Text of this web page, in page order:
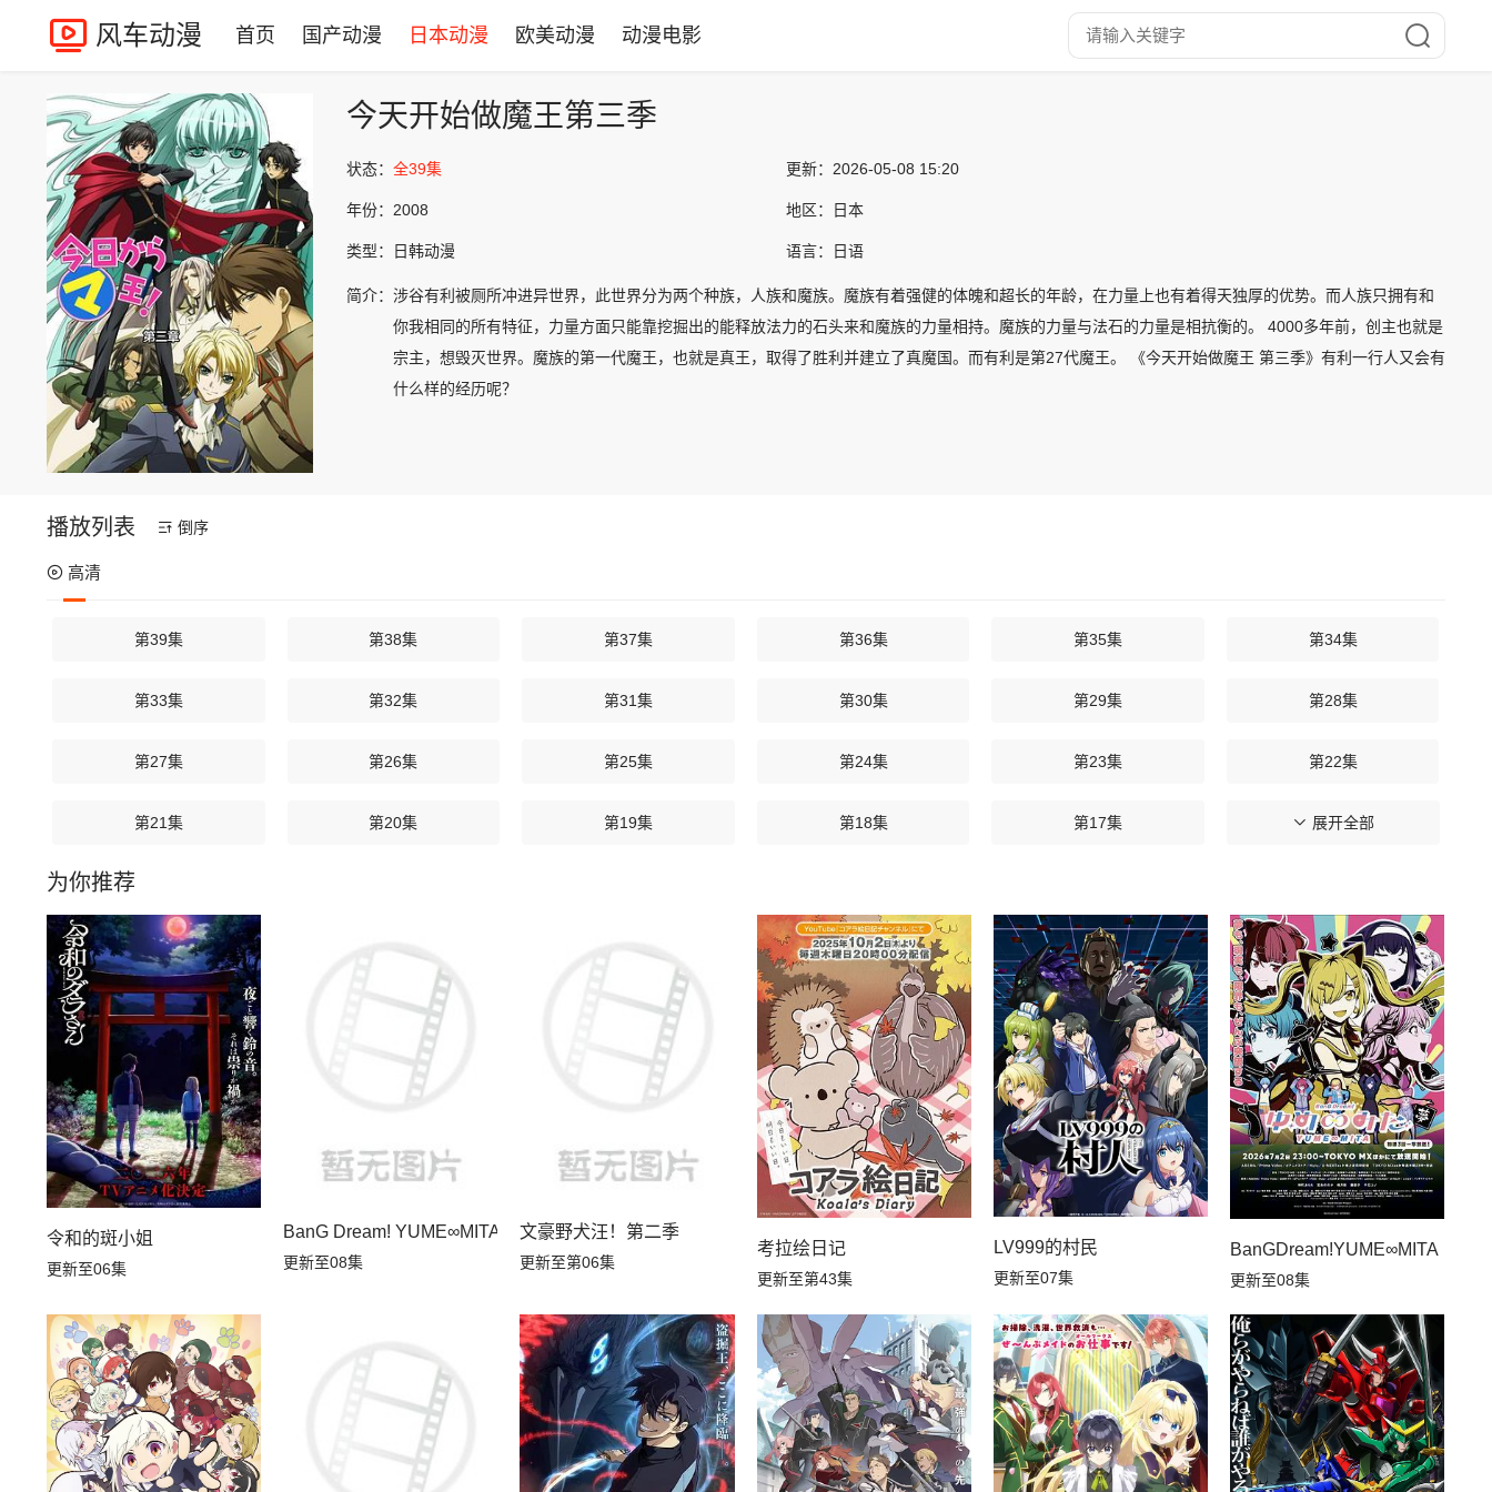
风车动漫 首页 国产动漫 日本动漫 欧美动漫 动漫电影
今天开始做魔王第三季
状态： 全39集 更新： 2026-05-08 15:20
年份： 2008 地区： 日本
类型： 日韩动漫 语言： 日语
简介： 涉谷有利被厕所冲进异世界，此世界分为两个种族，人族和魔族。魔族有着强健的体魄和超长的年龄，在力量上也有着得天独厚的优势。而人族只拥有和
你我相同的所有特征，力量方面只能靠挖掘出的能释放法力的石头来和魔族的力量相持。魔族的力量与法石的力量是相抗衡的。 4000多年前，创主也就是
宗主，想毁灭世界。魔族的第一代魔王，也就是真王，取得了胜利并建立了真魔国。而有利是第27代魔王。 《今天开始做魔王 第三季》有利一行人又会有
什么样的经历呢？
播放列表 倒序
高清
第39集 第38集 第37集 第36集 第35集 第34集
第33集 第32集 第31集 第30集 第29集 第28集
第27集 第26集 第25集 第24集 第23集 第22集
第21集 第20集 第19集 第18集 第17集 第16集
第15集
第09集 第06集 第05集 第04集
第03集 第02集 第01集
展开全部
为你推荐
令和的斑小姐
更新至06集
BanG Dream! YUME∞MITA
更新至08集
文豪野犬汪！第二季
更新至第06集
考拉绘日记
更新至第43集
LV999的村民
更新至07集
BanGDream!YUME∞MITA
更新至08集